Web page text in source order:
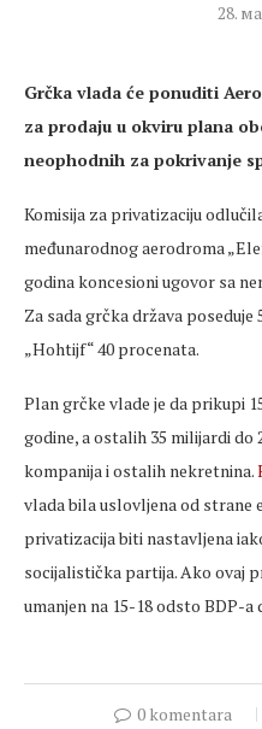
28.
Grčka vlada će ponuditi
za prodaju u okviru plana
neophodnih za pokrivanje
Komisija za privatizaciju
međunarodnog aerodroma
godina koncesioni ugovor sa
Za sada grčka država
„Hohtijf“ 40 procenata.
Plan grčke vlade je da prikupi
godine, a ostalih 35 milijardi do
kompanija i ostalih nekretnina.
vlada bila uslovljena od strane
privatizacija biti nastavljena
socijalistička partija. Ako ovaj
umanjen na 15-18 odsto BDP-a
0 komentara